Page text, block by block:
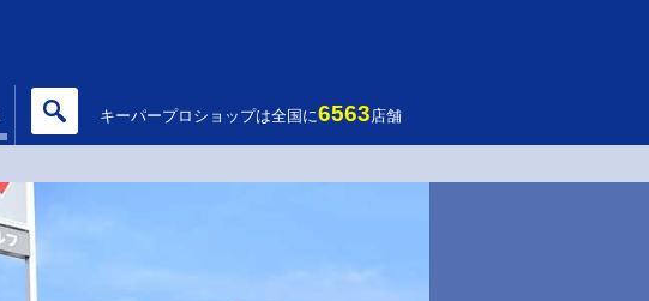
キーパープロショップは全国に6563店舗